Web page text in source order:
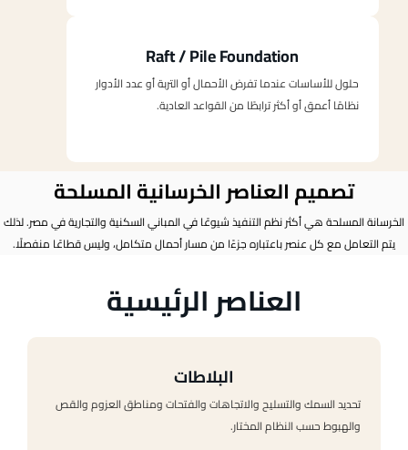
Raft / Pile Foundation
حلول للأساسات عندما تفرض الأحمال أو التربة أو عدد الأدوار
نظامًا أعمق أو أكثر ترابطًا من القواعد العادية.
تصميم العناصر الخرسانية المسلحة
الخرسانة المسلحة هي أكثر نظم التنفيذ شيوعًا في المباني السكنية والتجارية في مصر. لذلك
يتم التعامل مع كل عنصر باعتباره جزءًا من مسار أحمال متكامل، وليس قطاعًا منفصلًا.
العناصر الرئيسية
البلاطات
تحديد السمك والتسليح والاتجاهات والفتحات ومناطق العزوم والقص
والهبوط حسب النظام المختار.